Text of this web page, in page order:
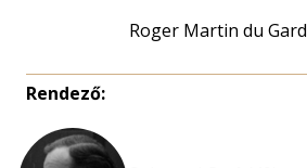
Roger Martin du Gard
Rendező: